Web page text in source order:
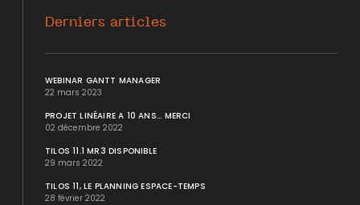
Derniers articles
WEBINAR GANTT MANAGER
22 mars 2023
PROJET LINÉAIRE A 10 ANS... MERCI
02 décembre 2022
TILOS 11.1 MR3 DISPONIBLE
29 mars 2022
TILOS 11, LE PLANNING ESPACE-TEMPS
28 février 2022